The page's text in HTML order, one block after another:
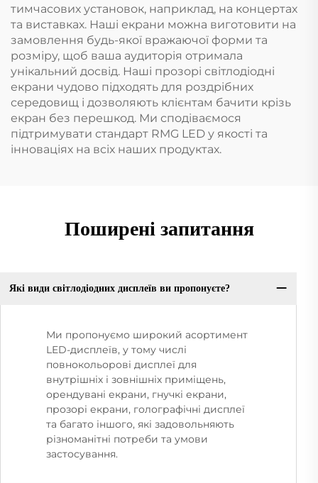
тимчасових установок, наприклад, на концертах
та виставках. Наші екрани можна виготовити на
замовлення будь-якої вражаючої форми та
розміру, щоб ваша аудиторія отримала
унікальний досвід. Наші прозорі світлодіодні
екрани чудово підходять для роздрібних
середовищ і дозволяють клієнтам бачити крізь
екран без перешкод. Ми сподіваємося
підтримувати стандарт RMG LED у якості та
інноваціях на всіх наших продуктах.
Поширені запитання
Які види світлодіодних дисплеїв ви пропонуєте?
Ми пропонуємо широкий асортимент
LED-дисплеїв, у тому числі
повнокольорові дисплеї для
внутрішніх і зовнішніх приміщень,
орендувані екрани, гнучкі екрани,
прозорі екрани, голографічні дисплеї
та багато іншого, які задовольняють
різноманітні потреби та умови
застосування.